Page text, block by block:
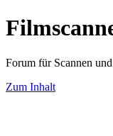
Forum für Scannen
Zum Inhalt